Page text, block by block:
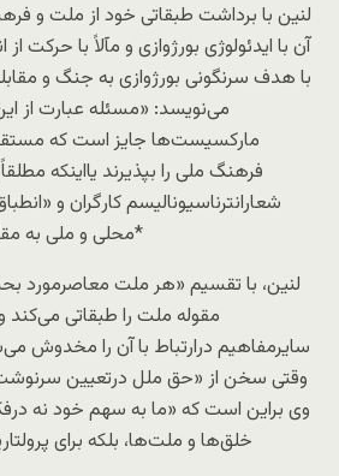
لنين با برداشت طبقاتی خود از ملت و
آن با ايدئولوژی بورژوازی و مآلاً با حرکت
با هدف سرنگونی بورژوازی به جنگ و
می‌نويسد: «مسئله عبارت از
مارکسيست‌ها جايز است که
فرهنگ ملی را بپذيرند يااينکه
شعارانترناسيوناليسم کارگران و
محلی و ملی به مقابله با آن برخيزند». (۲۴)*
لنين، با تقسيم «هر ملت معاصرمورد
مقوله ملت را طبقاتی می‌کند
سايرمفاهيم درارتباط با آن را مخدوش
وقتی سخن از «حق ملل درتعيين
وی براين است که «ما به سهم خود نه
خلق‌ها و ملت‌ها، بلکه برای